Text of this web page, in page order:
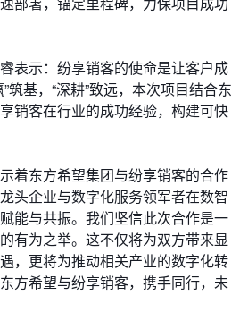
表示：纷享销客的使命是让客户成
筑基，“深耕”致远，本次项目结合东
销客在行业的成功经验，构建可快
着东方希望集团与纷享销客的合作
头企业与数字化服务领军者在数智
能与共振。我们坚信此次合作是一
有为之举。这不仅将为双方带来显
，更将为推动相关产业的数字化转
方希望与纷享销客，携手同行，未